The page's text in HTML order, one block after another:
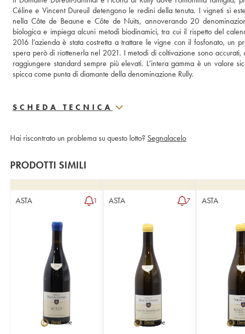
Céline e Vincent Dureuil detengono le redini della tenuta. I vigneti si
nella Côte de Beaune e Côte de Nuits, annoverando 20
biologica e impiega alcuni metodi biodinamici, tra cui il rispetto del
2016 l’azienda è stata costretta a trattare le vigne con il fosfonato,
spera però di riottenerla nel 2021. I metodi di coltivazione sono
raggiungere standard sempre più elevati. L’intera gamma è un valore
spicca come punta di diamante della denominazione Rully.
SCHEDA TECNICA
Hai riscontrato un problema su questo lotto? Segnalacelo
PRODOTTI SIMILI
ASTA 1 ASTA 7 ASTA